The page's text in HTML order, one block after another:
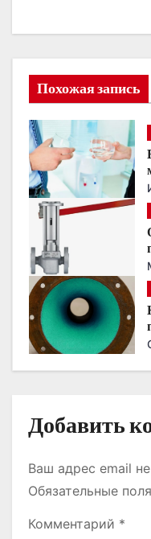
я
п
о
з
п
и
с
я
м
Похожая запись
Добавить
Ваш адрес email
Обязательные
Комментарий *